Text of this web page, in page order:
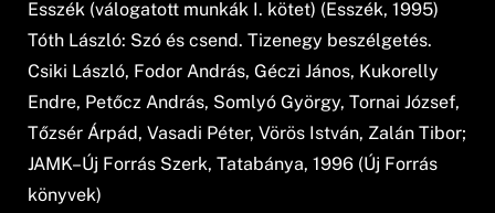
Esszék (válogatott munkák I. kötet) (Esszék, 1995)
Tóth László: Szó és csend. Tizenegy beszélgetés.
Csiki László, Fodor András, Géczi János, Kukorelly
Endre, Petőcz András, Somlyó György, Tornai József,
Tőzsér Árpád, Vasadi Péter, Vörös István, Zalán Tibor;
JAMK–Új Forrás Szerk, Tatabánya, 1996 (Új Forrás
könyvek)